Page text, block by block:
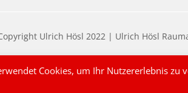
Ulrich Hösl 2022 | Ulrich Hösl
Cookies, um Ihr Nutzererlebnis zu